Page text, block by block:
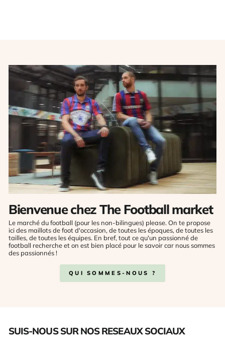
Bienvenue chez The Football market
Le marché du football (pour les non-bilingues) please. On te propose
ici des maillots de foot d'occasion, de toutes les époques, de toutes les
tailles, de toutes les équipes. En bref, tout ce qu'un passionné de
football recherche et on est bien placé pour le savoir car nous sommes
des passionnés !
QUI SOMMES-NOUS ?
SUIS-NOUS SUR NOS RESEAUX SOCIAUX